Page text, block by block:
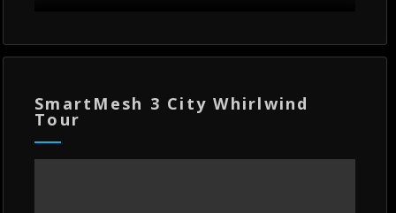
SmartMesh 3 City Whirlwind
Tour